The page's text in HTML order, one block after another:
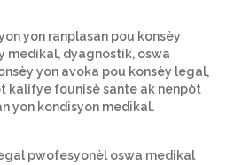
yon ranplasan pou konsèy
medikal, dyagnostik, oswa
yon avoka pou konsèy legal,
kalifye founisè sante ak nenpòt
yon kondisyon medikal.
pwofesyonèl oswa medikal